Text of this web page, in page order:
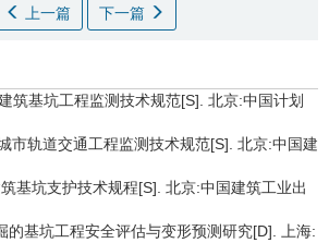
上一篇 下一篇
筑基坑工程监测技术规范[S]. 北京:中国计划
市轨道交通工程监测技术规范[S]. 北京:中国建
基坑支护技术规程[S]. 北京:中国建筑工业出
的基坑工程安全评估与变形预测研究[D]. 上海: